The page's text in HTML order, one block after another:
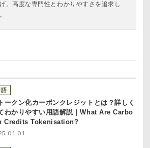
。高度な専門性とわかりやすさを追求し
語
トークン化カーボンクレジットとは？詳しく
わかりやすい用語解説｜What Are Carbo
Credits Tokenisation?